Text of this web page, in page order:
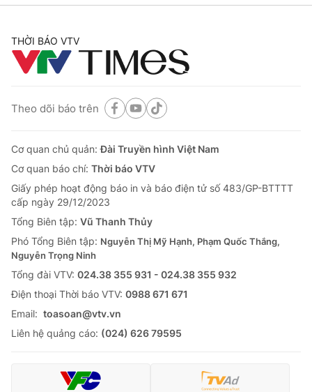
THỜI BÁO VTV
Theo dõi báo trên
Cơ quan chủ quản:Đài Truyền hình Việt Nam
Cơ quan báo chí: Thời báo VTV
Giấy phép hoạt động báo in và báo điện tử số 483/GP-BTTTT
cấp ngày 29/12/2023
Tổng Biên tập: Vũ Thanh Thủy
Phó Tổng Biên tập: Nguyễn Thị Mỹ Hạnh, Phạm Quốc Thắng,
Nguyễn Trọng Ninh
Tổng đài VTV: 024.38 355 931 - 024.38 355 932
Ðiện thoại Thời báo VTV: 0988 671 671
Email: toasoan@vtv.vn
Liên hệ quảng cáo: (024) 626 79595